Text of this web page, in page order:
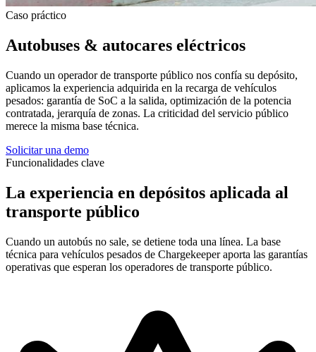
Caso práctico
Autobuses & autocares eléctricos
Cuando un operador de transporte público nos confía su depósito,
aplicamos la experiencia adquirida en la recarga de vehículos
pesados: garantía de SoC a la salida, optimización de la potencia
contratada, jerarquía de zonas. La criticidad del servicio público
merece la misma base técnica.
Solicitar una demo
Funcionalidades clave
La experiencia en depósitos aplicada al
transporte público
Cuando un autobús no sale, se detiene toda una línea. La base
técnica para vehículos pesados de Chargekeeper aporta las garantías
operativas que esperan los operadores de transporte público.